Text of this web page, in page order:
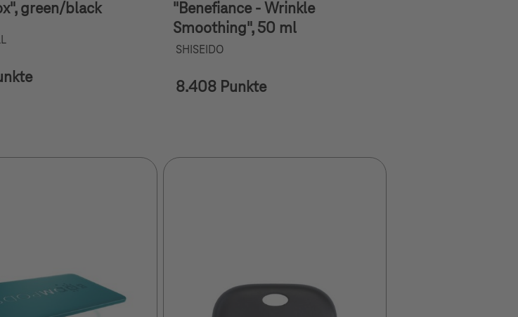
green/black
"Benefiance - Wrinkle
Smoothing", 50 ml
SHISEIDO
8.408 Punkte